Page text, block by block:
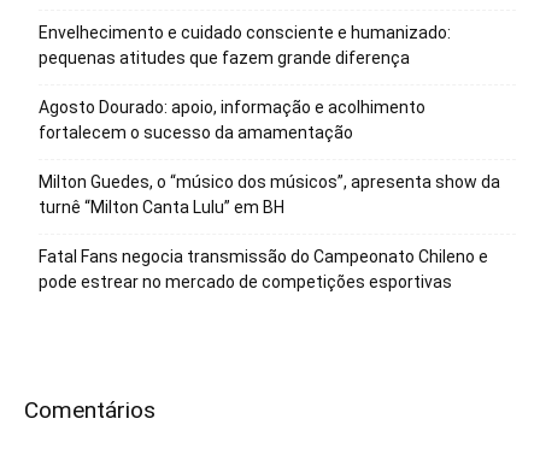
Envelhecimento e cuidado consciente e humanizado:
pequenas atitudes que fazem grande diferença
Agosto Dourado: apoio, informação e acolhimento
fortalecem o sucesso da amamentação
Milton Guedes, o “músico dos músicos”, apresenta show da
turnê “Milton Canta Lulu” em BH
Fatal Fans negocia transmissão do Campeonato Chileno e
pode estrear no mercado de competições esportivas
Comentários